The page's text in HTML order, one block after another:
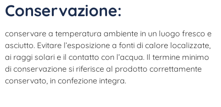
Conservazione:
conservare a temperatura ambiente in un luogo fresco e
asciutto. Evitare l’esposizione a fonti di calore localizzate,
ai raggi solari e il contatto con l’acqua. Il termine minimo
di conservazione si riferisce al prodotto correttamente
conservato, in confezione integra.